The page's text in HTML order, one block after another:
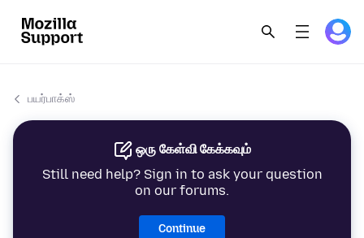
பயர்பாக்ஸ்
ஒரு கேள்வி கேக்கவும்
Still need help? Sign in to ask your question
on our forums.
Continue